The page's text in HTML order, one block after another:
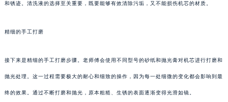
和锈迹。清洗液的选择至关重要，既要能够有效清除污垢，又不能损伤机芯的材质。
精细的手工打磨
接下来是精细的手工打磨步骤。老师傅会使用不同型号的砂纸和抛光膏对机芯进行打磨和
抛光处理。这一过程需要极大的耐心和细致的操作，因为每一处细微的变化都会影响到最
终的效果。通过不断打磨和抛光，原本粗糙、生锈的表面逐渐变得光滑如镜。